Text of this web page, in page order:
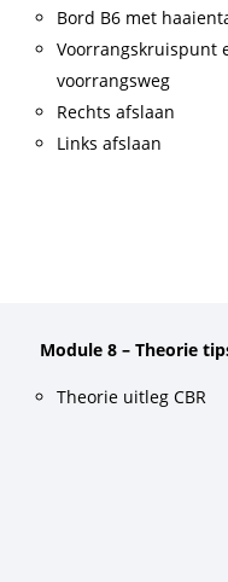
Bord B6 met
Voorrangskruispunt
voorrangsweg
Rechts afslaan
Links afslaan
Module 8 – Theorie
Theorie uitleg CBR